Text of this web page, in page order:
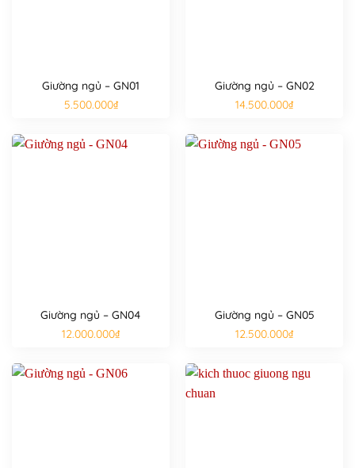
Giường ngủ – GN01
5.500.000₫
Giường ngủ – GN02
14.500.000₫
Giường ngủ – GN04
12.000.000₫
Giường ngủ – GN05
12.500.000₫